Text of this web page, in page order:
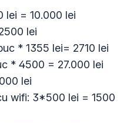
lei = 10.000 lei
lei
* 1355 lei= 2710 lei
* 4500 = 27.000 lei
lei
wifi: 3*500 lei = 1500